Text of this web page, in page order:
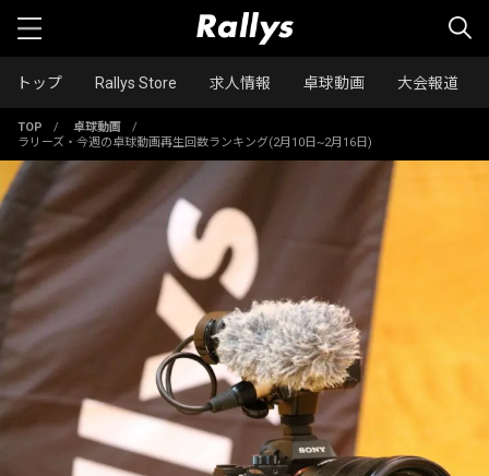
トップ Rallys Store 求人情報 卓球動画 大会報道
TOP / 卓球動画
/
ラリーズ・今週の卓球動画再生回数ランキング(2月10日~2月16日)